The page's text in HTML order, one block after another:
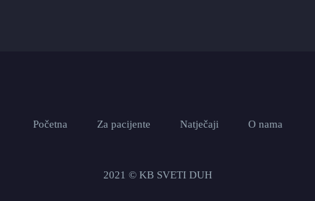
Početna Za pacijente Natječaji O nama
2021 © KB SVETI DUH